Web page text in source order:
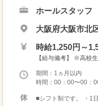
ホールスタッフ
大阪府大阪市北
時給1,250円～
【給与備考】 ※高校
期間：1ヵ月以内
時間：00：00〜00：
■シフト制です。 ・1